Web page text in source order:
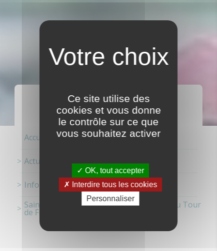
ACTUALITÉS
Accueil
Actualités
Information
Saint-Malo ville départ de la 7ème étape du Tour
de France 2025
Ce site utilise des
cookies et vous donne
le contrôle sur ce que
vous souhaitez activer
OK, tout accepter
Interdire tous les cookies
Personnaliser